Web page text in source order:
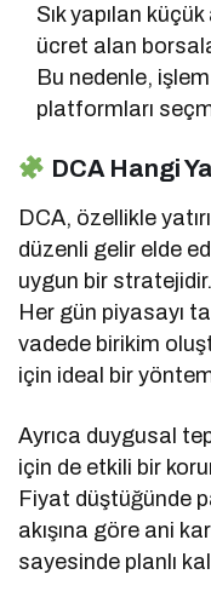
Sık yapılan
ücret alan
Bu nedenle,
platformları
DCA Hangi
DCA, özellikle
düzenli gelir elde
uygun bir stratejidir.
Her gün piyasayı
vadede birikim
için ideal bir
Ayrıca duygusal
için de etkili bir
Fiyat düştüğünde
akışına göre ani
sayesinde planlı